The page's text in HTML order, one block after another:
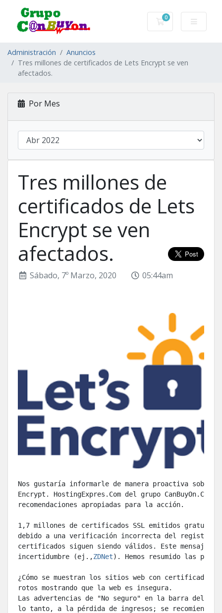
0
Carro de Pedidos
Administración
Anuncios
Tres millones de certificados de Lets Encrypt se ven
afectados.
Por Mes
Tres millones de
certificados de Lets
Encrypt se ven
afectados.
Sábado, 7º Marzo, 2020 05:44am
Nos gustaría informarle de manera proactiva
Encrypt. HostingExpres.Com del grupo
recomendaciones apropiadas para la acción.
1,7 millones de certificados SSL emitidos
debido a una verificación incorrecta del registro
certificados siguen siendo válidos. Este mensaje
incertidumbre (ej.,ZDNet). Hemos resumido las
¿Cómo se muestran los sitios web con certificados
rotos mostrando que la web es insegura.
Las advertencias de "No seguro" en la barra del
lo tanto, a la pérdida de ingresos; se recomienda